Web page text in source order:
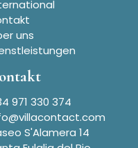
uns
971 330 374
S'Alamera 14